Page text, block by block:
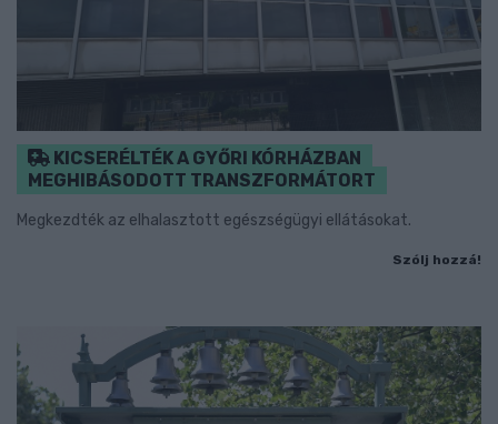
KICSERÉLTÉK A GYŐRI KÓRHÁZBAN
MEGHIBÁSODOTT TRANSZFORMÁTORT
Megkezdték az elhalasztott egészségügyi ellátásokat.
Szólj hozzá!